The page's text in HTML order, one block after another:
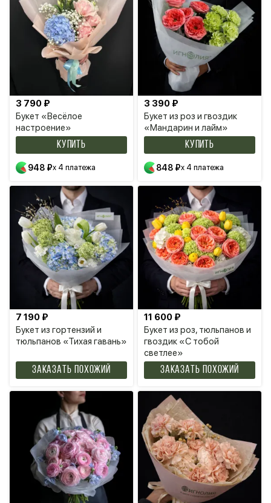
Букет «Весёлое
настроение»
3 790 ₽
КУПИТЬ
948 ₽x 4 платежа
Букет из роз и гвоздик
«Мандарин и лайм»
3 390 ₽
КУПИТЬ
848 ₽x 4 платежа
Букет из гортензий и
тюльпанов «Тихая гавань»
7 190 ₽
Заказать похожий
Букет из роз, тюльпанов и
гвоздик «С тобой
светлее»
11 600 ₽
Заказать похожий